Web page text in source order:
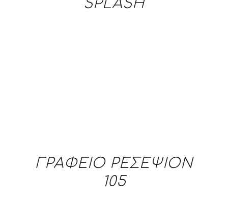
SPLASH
ΓΡΑΦΕΙΟ ΡΕΣΕΨΙΟΝ
105